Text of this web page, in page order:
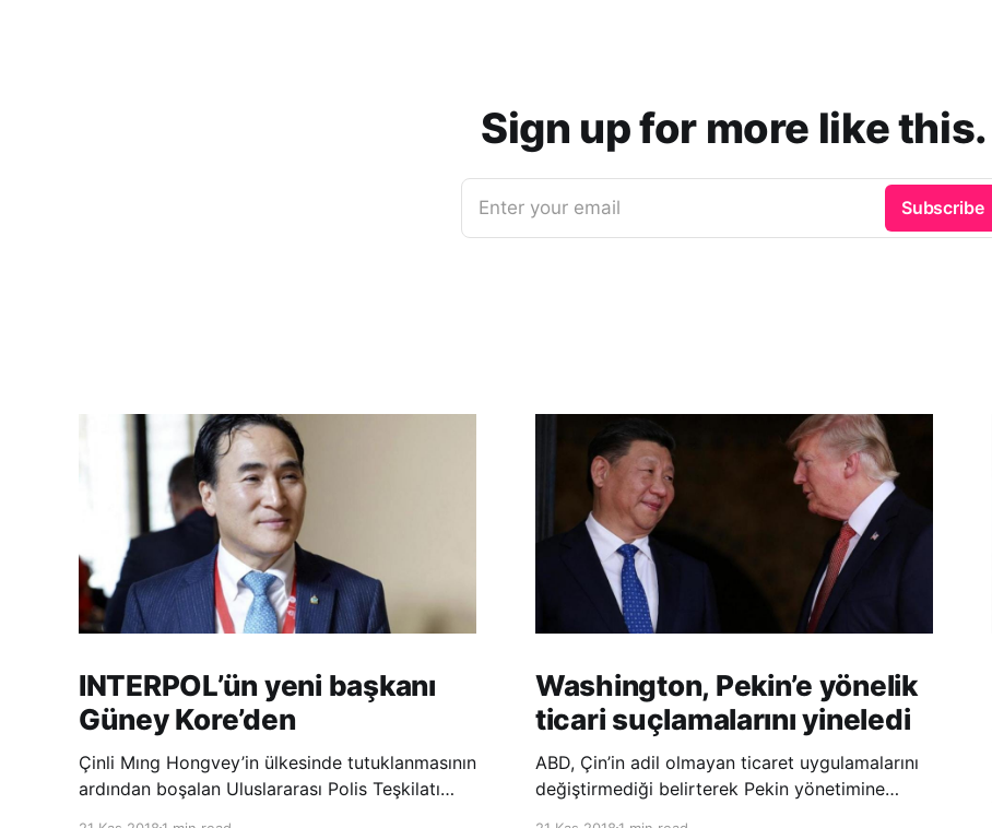
Sign up for more like this.
Enter your email Subscribe
INTERPOL’ün yeni başkanı
Güney Kore’den
Çinli Mıng Hongvey’in ülkesinde tutuklanmasının
ardından boşalan Uluslararası Polis Teşkilatı
Washington, Pekin’e yönelik
ticari suçlamalarını yineledi
ABD, Çin’in adil olmayan ticaret uygulamalarını
değiştirmediği belirterek Pekin yönetimine